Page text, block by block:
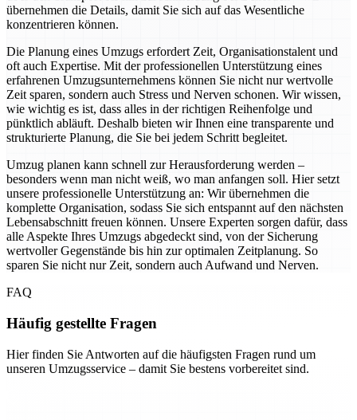
übernehmen die Details, damit Sie sich auf das Wesentliche
konzentrieren können.
Die Planung eines Umzugs erfordert Zeit, Organisationstalent und
oft auch Expertise. Mit der professionellen Unterstützung eines
erfahrenen Umzugsunternehmens können Sie nicht nur wertvolle
Zeit sparen, sondern auch Stress und Nerven schonen. Wir wissen,
wie wichtig es ist, dass alles in der richtigen Reihenfolge und
pünktlich abläuft. Deshalb bieten wir Ihnen eine transparente und
strukturierte Planung, die Sie bei jedem Schritt begleitet.
Umzug planen kann schnell zur Herausforderung werden –
besonders wenn man nicht weiß, wo man anfangen soll. Hier setzt
unsere professionelle Unterstützung an: Wir übernehmen die
komplette Organisation, sodass Sie sich entspannt auf den nächsten
Lebensabschnitt freuen können. Unsere Experten sorgen dafür, dass
alle Aspekte Ihres Umzugs abgedeckt sind, von der Sicherung
wertvoller Gegenstände bis hin zur optimalen Zeitplanung. So
sparen Sie nicht nur Zeit, sondern auch Aufwand und Nerven.
FAQ
Häufig gestellte Fragen
Hier finden Sie Antworten auf die häufigsten Fragen rund um
unseren Umzugsservice – damit Sie bestens vorbereitet sind.